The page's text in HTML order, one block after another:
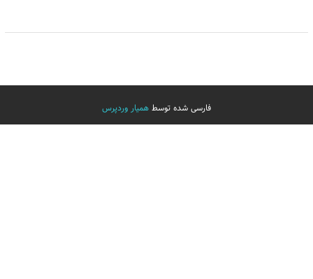
فارسی شده توسط همیار وردپرس